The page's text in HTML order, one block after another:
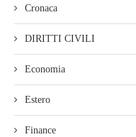
Cronaca
DIRITTI CIVILI
Economia
Estero
Finance